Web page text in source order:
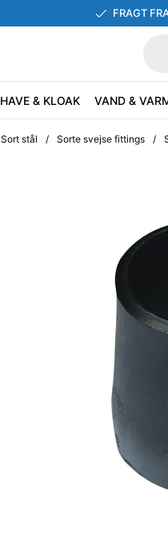
FRAGT
HAVE & KLOAK VAND &
Sort stål / Sorte svejse fittings /